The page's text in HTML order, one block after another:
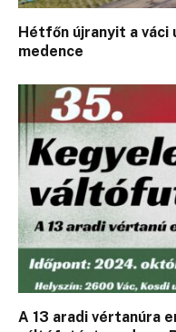
Hétfőn újranyit a váci
medence
A 13 aradi vértanúra